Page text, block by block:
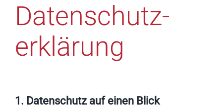
Datenschutz­
erklärung
1. Datenschutz auf einen Blick